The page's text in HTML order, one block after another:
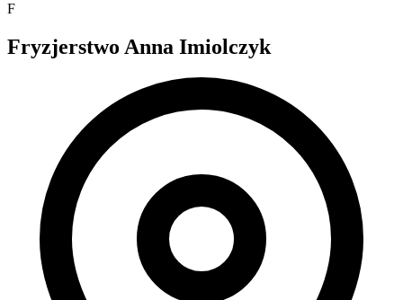
F
Fryzjerstwo Anna Imiolczyk